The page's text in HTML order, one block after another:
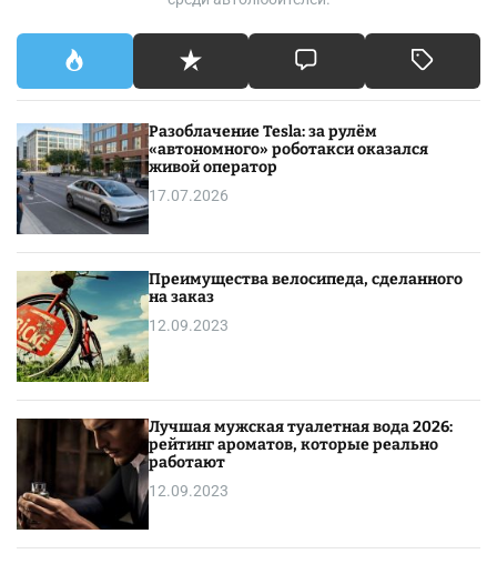
о
о
ж
е
,
ч
м
у
м
а
ш
н
с
Д
В
С
Разоблачение Tesla: за рулём
«автономного» роботакси оказался
живой оператор
17.07.2026
Преимущества велосипеда, сделанного
на заказ
12.09.2023
Лучшая мужская туалетная вода 2026:
рейтинг ароматов, которые реально
работают
12.09.2023